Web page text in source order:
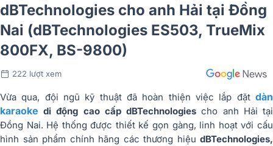
dBTechnologies cho anh Hải tại Đồng
Nai (dBTechnologies ES503, TrueMix
800FX, BS-9800)
222 lượt xem
Vừa qua, đội ngũ kỹ thuật đã hoàn thiện việc lắp đặt dàn
karaoke di động cao cấp dBTechnologies cho anh Hải tại
Đồng Nai. Hệ thống được thiết kế gọn gàng, linh hoạt với cấu
hình sản phẩm chính hãng các thương hiệu dBTechnologies,